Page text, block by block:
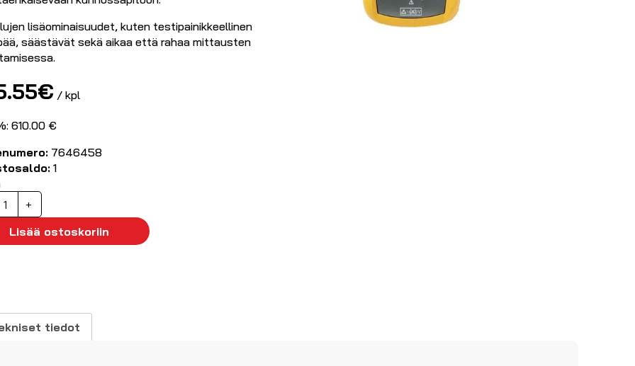
lisäominaisuudet, kuten testipainikkeellinen
säästävät sekä aikaa että rahaa mittausten
€ / kpl
610.00 €
7646458
1
+
Lisää ostoskoriin
tiedot